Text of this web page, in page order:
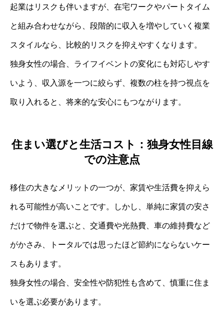
起業はリスクも伴いますが、在宅ワークやパートタイム
と組み合わせながら、段階的に収入を増やしていく複業
スタイルなら、比較的リスクを抑えやすくなります。
独身女性の場合、ライフイベントの変化にも対応しやす
いよう、収入源を一つに絞らず、複数の柱を持つ視点を
取り入れると、将来的な安心にもつながります。
住まい選びと生活コスト：独身女性目線
での注意点
移住の大きなメリットの一つが、家賃や生活費を抑えら
れる可能性が高いことです。しかし、単純に家賃の安さ
だけで物件を選ぶと、交通費や光熱費、車の維持費など
がかさみ、トータルでは思ったほど節約にならないケー
スもあります。
独身女性の場合、安全性や防犯性も含めて、慎重に住ま
いを選ぶ必要があります。